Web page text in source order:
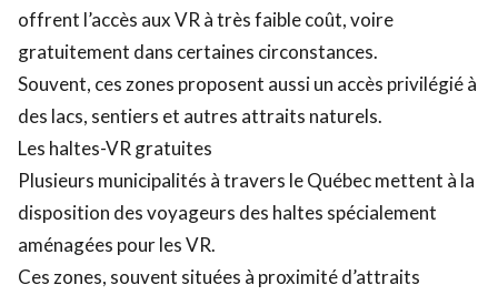
offrent l’accès aux VR à très faible coût, voire
gratuitement dans certaines circonstances.
Souvent, ces zones proposent aussi un accès privilégié à
des lacs, sentiers et autres attraits naturels.
Les haltes-VR gratuites
Plusieurs municipalités à travers le Québec mettent à la
disposition des voyageurs des haltes spécialement
aménagées pour les VR.
Ces zones, souvent situées à proximité d’attraits